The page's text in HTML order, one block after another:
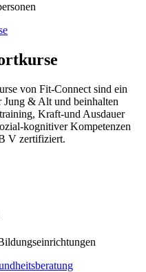
von Fit-Connect sind ein
Jung & Alt und beinhalten
Kraft-und Ausdauer
kognitiver Kompetenzen
V zertifiziert.